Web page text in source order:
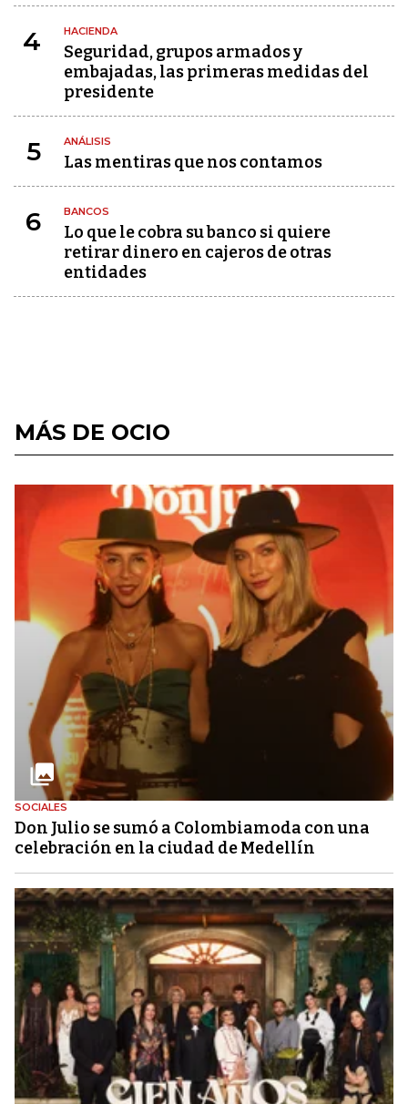
4 HACIENDA
Seguridad, grupos armados y
embajadas, las primeras medidas del
presidente
5 ANÁLISIS
Las mentiras que nos contamos
6 BANCOS
Lo que le cobra su banco si quiere
retirar dinero en cajeros de otras
entidades
MÁS DE OCIO
SOCIALES
Don Julio se sumó a Colombiamoda con una
celebración en la ciudad de Medellín